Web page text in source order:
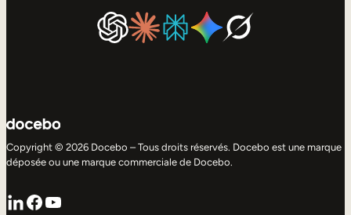
Copyright © 2026 Docebo – Tous droits réservés. Docebo est une marque
déposée ou une marque commerciale de Docebo.
LinkedIn
Facebook
YouTube